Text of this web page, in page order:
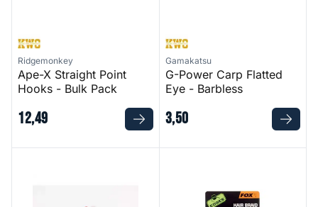
Ridgemonkey
Ape-X Straight Point
Hooks - Bulk Pack
12,49
Gamakatsu
G-Power Carp Flatted
Eye - Barbless
3,50